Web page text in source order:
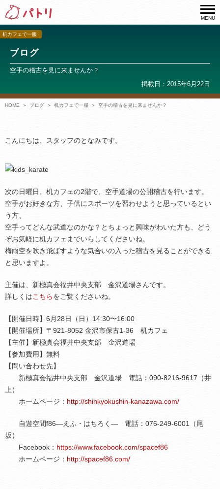
MENU
机カフェで一服
ブログ
空手の稽古を見に来ませんか？
掲載日：2015年6月22日
HOME ブログ 机カフェで一服 空手の稽古を見に来ませんか？
こんにちは、スタッフのとなみです。
次の日曜日、机カフェの2階で、空手道場の公開稽古を行います。
空手がお好きな方、子供にスポーツを習わせようと思っているとい
う方、
空手ってどんな武道なのかな？とちょっと興味がわいた方も、どう
ぞお気軽に机カフェまでいらしてくださいね。
梅雨空を吹き飛ばすような気合いの入った稽古を見ることができる
と思いますよ。
主催は、新極真会福井中央支部 金沢道場さんです。
詳しくはこちらをご覧くださいね。
【開催日時】6月28日（日）14:30〜16:00
【開催場所】〒921-8052 金沢市保古1-36 机カフェ
【主催】新極真会福井中央支部 金沢道場
【参加費用】無料
【問い合わせ先】
新極真会福井中央支部 金沢道場 電話：090-8216-9617（井
上）
ホームページ： http://shinkyokushin-kanazawa.com/
自遊空間f86―えふ・はちろく― 電話：076-249-6001（尾
坂）
Facebook： https://www.facebook.com/spacef86
ホームページ： http://spacef86.com/